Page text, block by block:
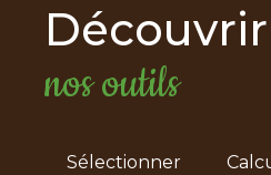
découvrir
nos outils
Sélectionner